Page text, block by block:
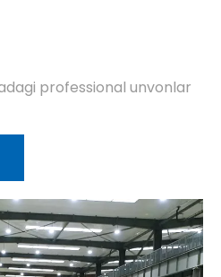
professional unvonlar